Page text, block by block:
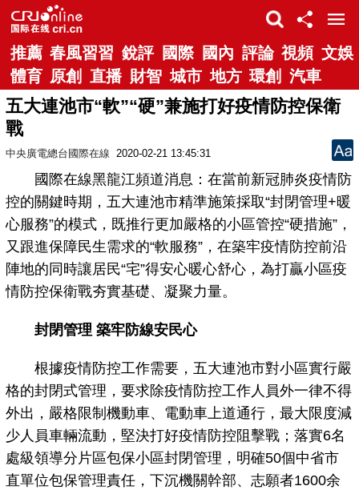
推薦 春風習習 銳評 國際 國內 評論 視頻 文娛
體育 原創 直播 財智 城市 地方 環創 汽車
五大連池市“軟”“硬”兼施打好疫情防控保衛
戰
中央廣電總台國際在線 2020-02-21 13:45:31
國際在線黑龍江頻道消息：在當前新冠肺炎疫情防
控的關鍵時期，五大連池市精準施策採取“封閉管理+暖
心服務”的模式，既推行更加嚴格的小區管控“硬措施”，
又跟進保障民生需求的“軟服務”，在築牢疫情防控前沿
陣地的同時讓居民“宅”得安心暖心舒心，為打贏小區疫
情防控保衛戰夯實基礎、凝聚力量。
封閉管理 築牢防線安民心
根據疫情防控工作需要，五大連池市對小區實行嚴
格的封閉式管理，要求除疫情防控工作人員外一律不得
外出，嚴格限制機動車、電動車上道通行，最大限度減
少人員車輛流動，堅決打好疫情防控阻擊戰；落實6名
處級領導分片區包保小區封閉管理，明確50個中省市
直單位包保管理責任，下沉機關幹部、志願者1600余